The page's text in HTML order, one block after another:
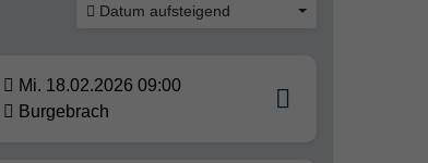
Datum aufsteigend
Mi. 18.02.2026 09:00
Burgebrach